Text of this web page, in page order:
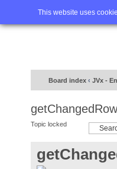
This website uses
Home
Board index ‹ JVx -
Topic locked